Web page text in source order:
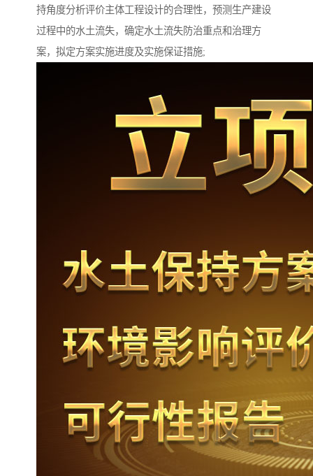
持角度分析评价主体工程设计的合理性，预测生产建设
过程中的水土流失，确定水土流失防治重点和治理方
案，拟定方案实施进度及实施保证措施;